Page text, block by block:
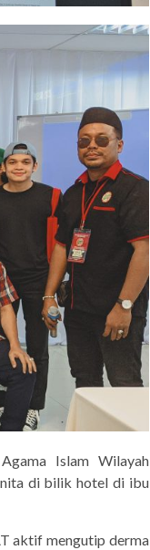
Islam Wilayah
di bilik hotel di ibu
aktif mengutip derma